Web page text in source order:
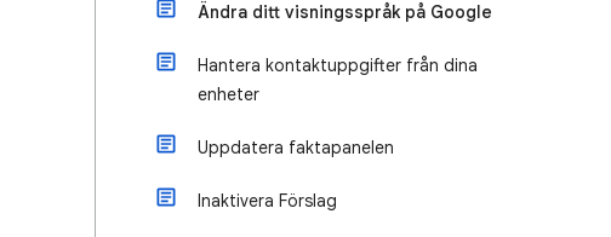
Ändra ditt visningsspråk på Google
Hantera kontaktuppgifter från dina
enheter
Uppdatera faktapanelen
Inaktivera Förslag